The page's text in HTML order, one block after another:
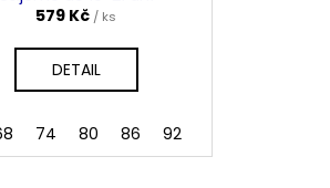
134 140
579 Kč / ks
DETAIL
74 80 86 92